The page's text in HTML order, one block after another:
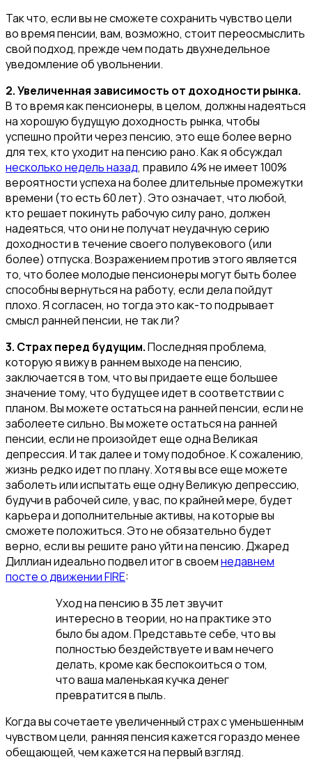
Так что, если вы не сможете сохранить чувство цели
во время пенсии, вам, возможно, стоит переосмыслить
свой подход, прежде чем подать двухнедельное
уведомление об увольнении.
2. Увеличенная зависимость от доходности рынка.
В то время как пенсионеры, в целом, должны надеяться
на хорошую будущую доходность рынка, чтобы
успешно пройти через пенсию, это еще более верно
для тех, кто уходит на пенсию рано. Как я обсуждал
несколько недель назад, правило 4% не имеет 100%
вероятности успеха на более длительные промежутки
времени (то есть 60 лет). Это означает, что любой,
кто решает покинуть рабочую силу рано, должен
надеяться, что они не получат неудачную серию
доходности в течение своего полувекового (или
более) отпуска. Возражением против этого является
то, что более молодые пенсионеры могут быть более
способны вернуться на работу, если дела пойдут
плохо. Я согласен, но тогда это как-то подрывает
смысл ранней пенсии, не так ли?
3. Страх перед будущим.Последняя проблема,
которую я вижу в раннем выходе на пенсию,
заключается в том, что вы придаете еще большее
значение тому, что будущее идет в соответствии с
планом. Вы можете остаться на ранней пенсии, если не
заболеете сильно. Вы можете остаться на ранней
пенсии, если не произойдет еще одна Великая
депрессия. И так далее и тому подобное. К сожалению,
жизнь редко идет по плану. Хотя вы все еще можете
заболеть или испытать еще одну Великую депрессию,
будучи в рабочей силе, у вас, по крайней мере, будет
карьера и дополнительные активы, на которые вы
сможете положиться. Это не обязательно будет
верно, если вы решите рано уйти на пенсию. Джаред
Диллиан идеально подвел итог в своемнедавнем
посте о движении FIRE:
Уход на пенсию в 35 лет звучит
интересно в теории, но на практике это
было бы адом. Представьте себе, что вы
полностью бездействуете и вам нечего
делать, кроме как беспокоиться о том,
что ваша маленькая кучка денег
превратится в пыль.
Когда вы сочетаете увеличенный страх с уменьшенным
чувством цели, ранняя пенсия кажется гораздо менее
обещающей, чем кажется на первый взгляд.